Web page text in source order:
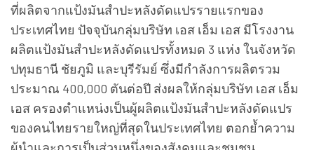
ที่ผลิตจากแป้งมันสําปะหลังดัดแปรรายแรกของ
ประเทศไทย ปัจจุบันกลุ่มบริษัท เอส เอ็ม เอส มีโรงงาน
ผลิตแป้งมันสำปะหลังดัดแปรทั้งหมด 3 แห่ง ในจังหวัด
ปทุมธานี ชัยภูมิ และบุรีรัมย์ ซึ่งมีกำลังการผลิตรวม
ประมาณ 400,000 ตันต่อปี ส่งผลให้กลุ่มบริษัท เอส เอ็ม
เอส ครองตำแหน่งเป็นผู้ผลิตแป้งมันสำปะหลังดัดแปร
ของคนไทยรายใหญ่ที่สุดในประเทศไทย ตอกย้ำความ